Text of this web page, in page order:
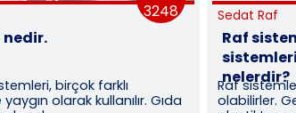
8182
Raf sistemleri nedir? Raf
nelerdir?
Raf sistemleri, farklı şekil ve boyutlarda
olabilirler. Genellikle ahşap, metal veya